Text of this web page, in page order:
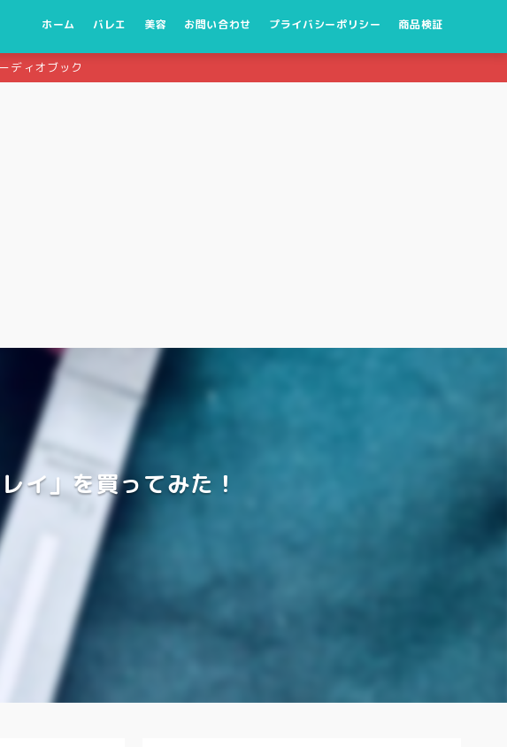
ホーム バレエ 美容 お問い合わせ プライバシーポリシー 商品検証
ディオブック
イ」を買ってみた！